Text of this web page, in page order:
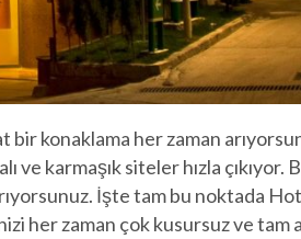
bir konaklama her zaman
ve karmaşık siteler hızla çıkıyor.
İşte tam bu noktada
her zaman çok kusursuz ve tam